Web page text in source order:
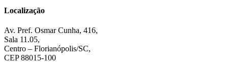
Localização
Av. Pref. Osmar Cunha, 416,
Sala 11.05,
Centro – Florianópolis/SC,
CEP 88015-100